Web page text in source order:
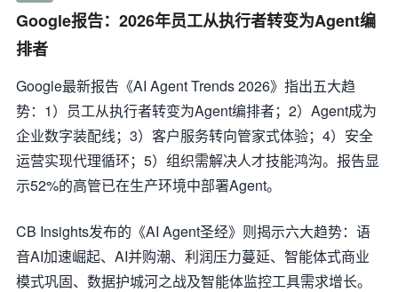
Google报告：2026年员工从执行者转变为Agent编
排者
Google最新报告《AI Agent Trends 2026》指出五大趋
势：1）员工从执行者转变为Agent编排者；2）Agent成为
企业数字装配线；3）客户服务转向管家式体验；4）安全
运营实现代理循环；5）组织需解决人才技能鸿沟。报告显
示52%的高管已在生产环境中部署Agent。
CB Insights发布的《AI Agent圣经》则揭示六大趋势：语
音AI加速崛起、AI并购潮、利润压力蔓延、智能体式商业
模式巩固、数据护城河之战及智能体监控工具需求增长。